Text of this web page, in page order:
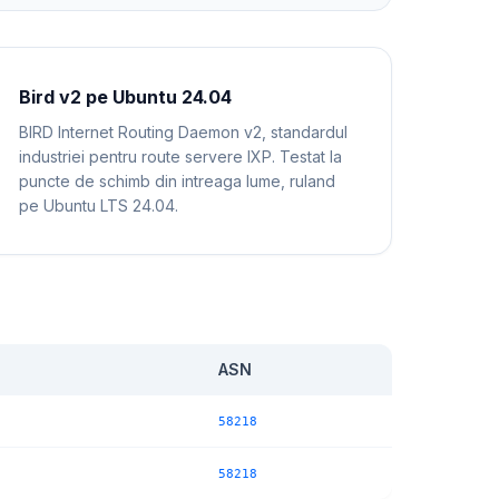
Bird v2 pe Ubuntu 24.04
BIRD Internet Routing Daemon v2, standardul
industriei pentru route servere IXP. Testat la
puncte de schimb din intreaga lume, ruland
pe Ubuntu LTS 24.04.
ASN
58218
58218